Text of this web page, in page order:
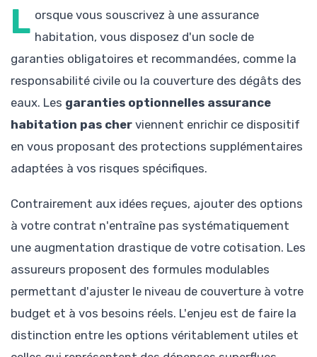
L orsque vous souscrivez à une assurance
habitation, vous disposez d'un socle de
garanties obligatoires et recommandées, comme la
responsabilité civile ou la couverture des dégâts des
eaux. Les garanties optionnelles assurance
habitation pas cher viennent enrichir ce dispositif
en vous proposant des protections supplémentaires
adaptées à vos risques spécifiques.
Contrairement aux idées reçues, ajouter des options
à votre contrat n'entraîne pas systématiquement
une augmentation drastique de votre cotisation. Les
assureurs proposent des formules modulables
permettant d'ajuster le niveau de couverture à votre
budget et à vos besoins réels. L'enjeu est de faire la
distinction entre les options véritablement utiles et